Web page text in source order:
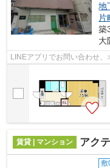
地
片
築
大
LINEアプリでお問い合わせ、
賃貸 | マンション アク
敷